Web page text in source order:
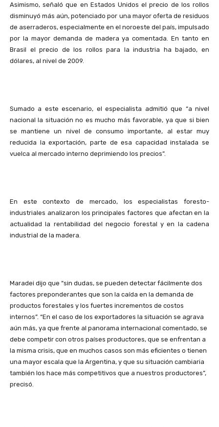
Asimismo, señaló que en Estados Unidos el precio de los rollos
disminuyó más aún, potenciado por una mayor oferta de residuos
de aserraderos, especialmente en el noroeste del país, impulsado
por la mayor demanda de madera ya comentada. En tanto en
Brasil el precio de los rollos para la industria ha bajado, en
dólares, al nivel de 2009.
Sumado a este escenario, el especialista admitió que “a nivel
nacional la situación no es mucho más favorable, ya que si bien
se mantiene un nivel de consumo importante, al estar muy
reducida la exportación, parte de esa capacidad instalada se
vuelca al mercado interno deprimiendo los precios”.
En este contexto de mercado, los especialistas foresto-
industriales analizaron los principales factores que afectan en la
actualidad la rentabilidad del negocio forestal y en la cadena
industrial de la madera.
Maradei dijo que “sin dudas, se pueden detectar fácilmente dos
factores preponderantes que son la caída en la demanda de
productos forestales y los fuertes incrementos de costos
internos”. “En el caso de los exportadores la situación se agrava
aún más, ya que frente al panorama internacional comentado, se
debe competir con otros países productores, que se enfrentan a
la misma crisis, que en muchos casos son más eficientes o tienen
una mayor escala que la Argentina, y que su situación cambiaria
también los hace más competitivos que a nuestros productores”,
precisó.